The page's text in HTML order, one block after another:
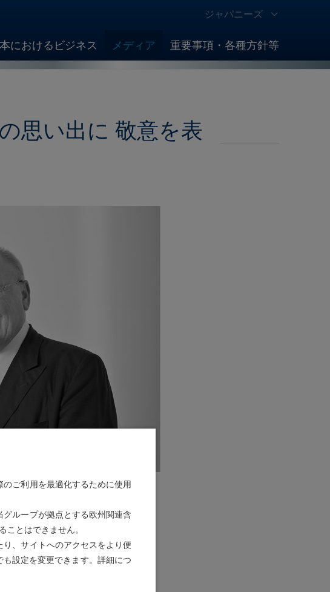
ご利用を最適化するために使用
ループが拠点とする欧州関連含
ことはできません。
、サイトへのアクセスをより便
設定を変更できます。詳細につ
におけるビジネス メディア 重要事項・各種方針等
ジャパニーズ
思い出に 敬意を表
11月17日に81歳で永眠いた
、謹んでお知らせ申し上げま
と起業家精神をもってメッツ
な慈善家として、金融業界内